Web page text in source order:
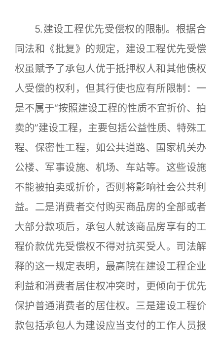
5.建设工程优先受偿权的限制。根据合
同法和《批复》的规定，建设工程优先受偿
权虽赋予了承包人优于抵押权人和其他债权
人受偿的权利，但其行使也应有所限制：一
是不属于“按照建设工程的性质不宜折价、拍
卖的”建设工程，主要包括公益性质、特殊工
程、保密性工程，如公共道路、国家机关办
公楼、军事设施、机场、车站等。这些设施
不能被拍卖或折价，否则将影响社会公共利
益。二是消费者交付购买商品房的全部或者
大部分款项后，承包人就该商品房享有的工
程价款优先受偿权不得对抗买受人。司法解
释的这一规定表明，最高院在建设工程企业
利益和消费者居住权冲突时，更倾向于优先
保护普通消费者的居住权。三是建设工程价
款包括承包人为建设应当支付的工作人员报